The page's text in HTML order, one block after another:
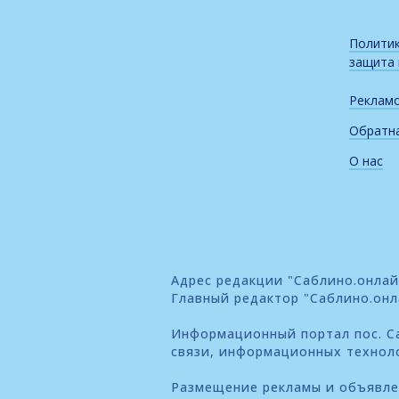
защита
О нас
Адрес редакции
Главный редактор
Информационный портал пос.
связи, информационных
Размещение рекламы и